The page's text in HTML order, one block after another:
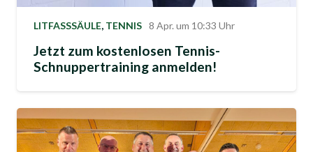
LITFASSSÄULE, TENNIS 8 Apr. um 10:33 Uhr
Jetzt zum kostenlosen Tennis-
Schnuppertraining anmelden!